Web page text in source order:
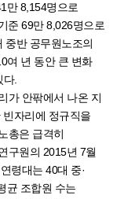
만 8,154명으로
준 69만 8,026명으로
중반 공무원노조의
여 년 동안 큰 변화
.
가 안팎에서 나온 지
자리에 정규직을
총은 급격히
구원의 2015년 7월
령대는 40대 중·
균 조합원 수는